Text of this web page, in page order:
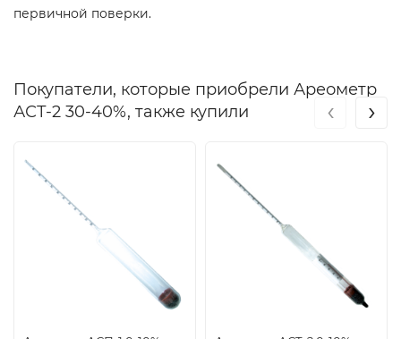
первичной поверки.
Покупатели, которые приобрели Ареометр
АСТ-2 30-40%, также купили
‹ ›